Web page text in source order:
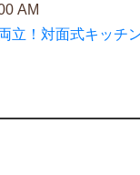
AM
立！対面式キッチ